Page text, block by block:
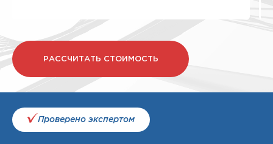
РАССЧИТАТЬ СТОИМОСТЬ
Проверено экспертом